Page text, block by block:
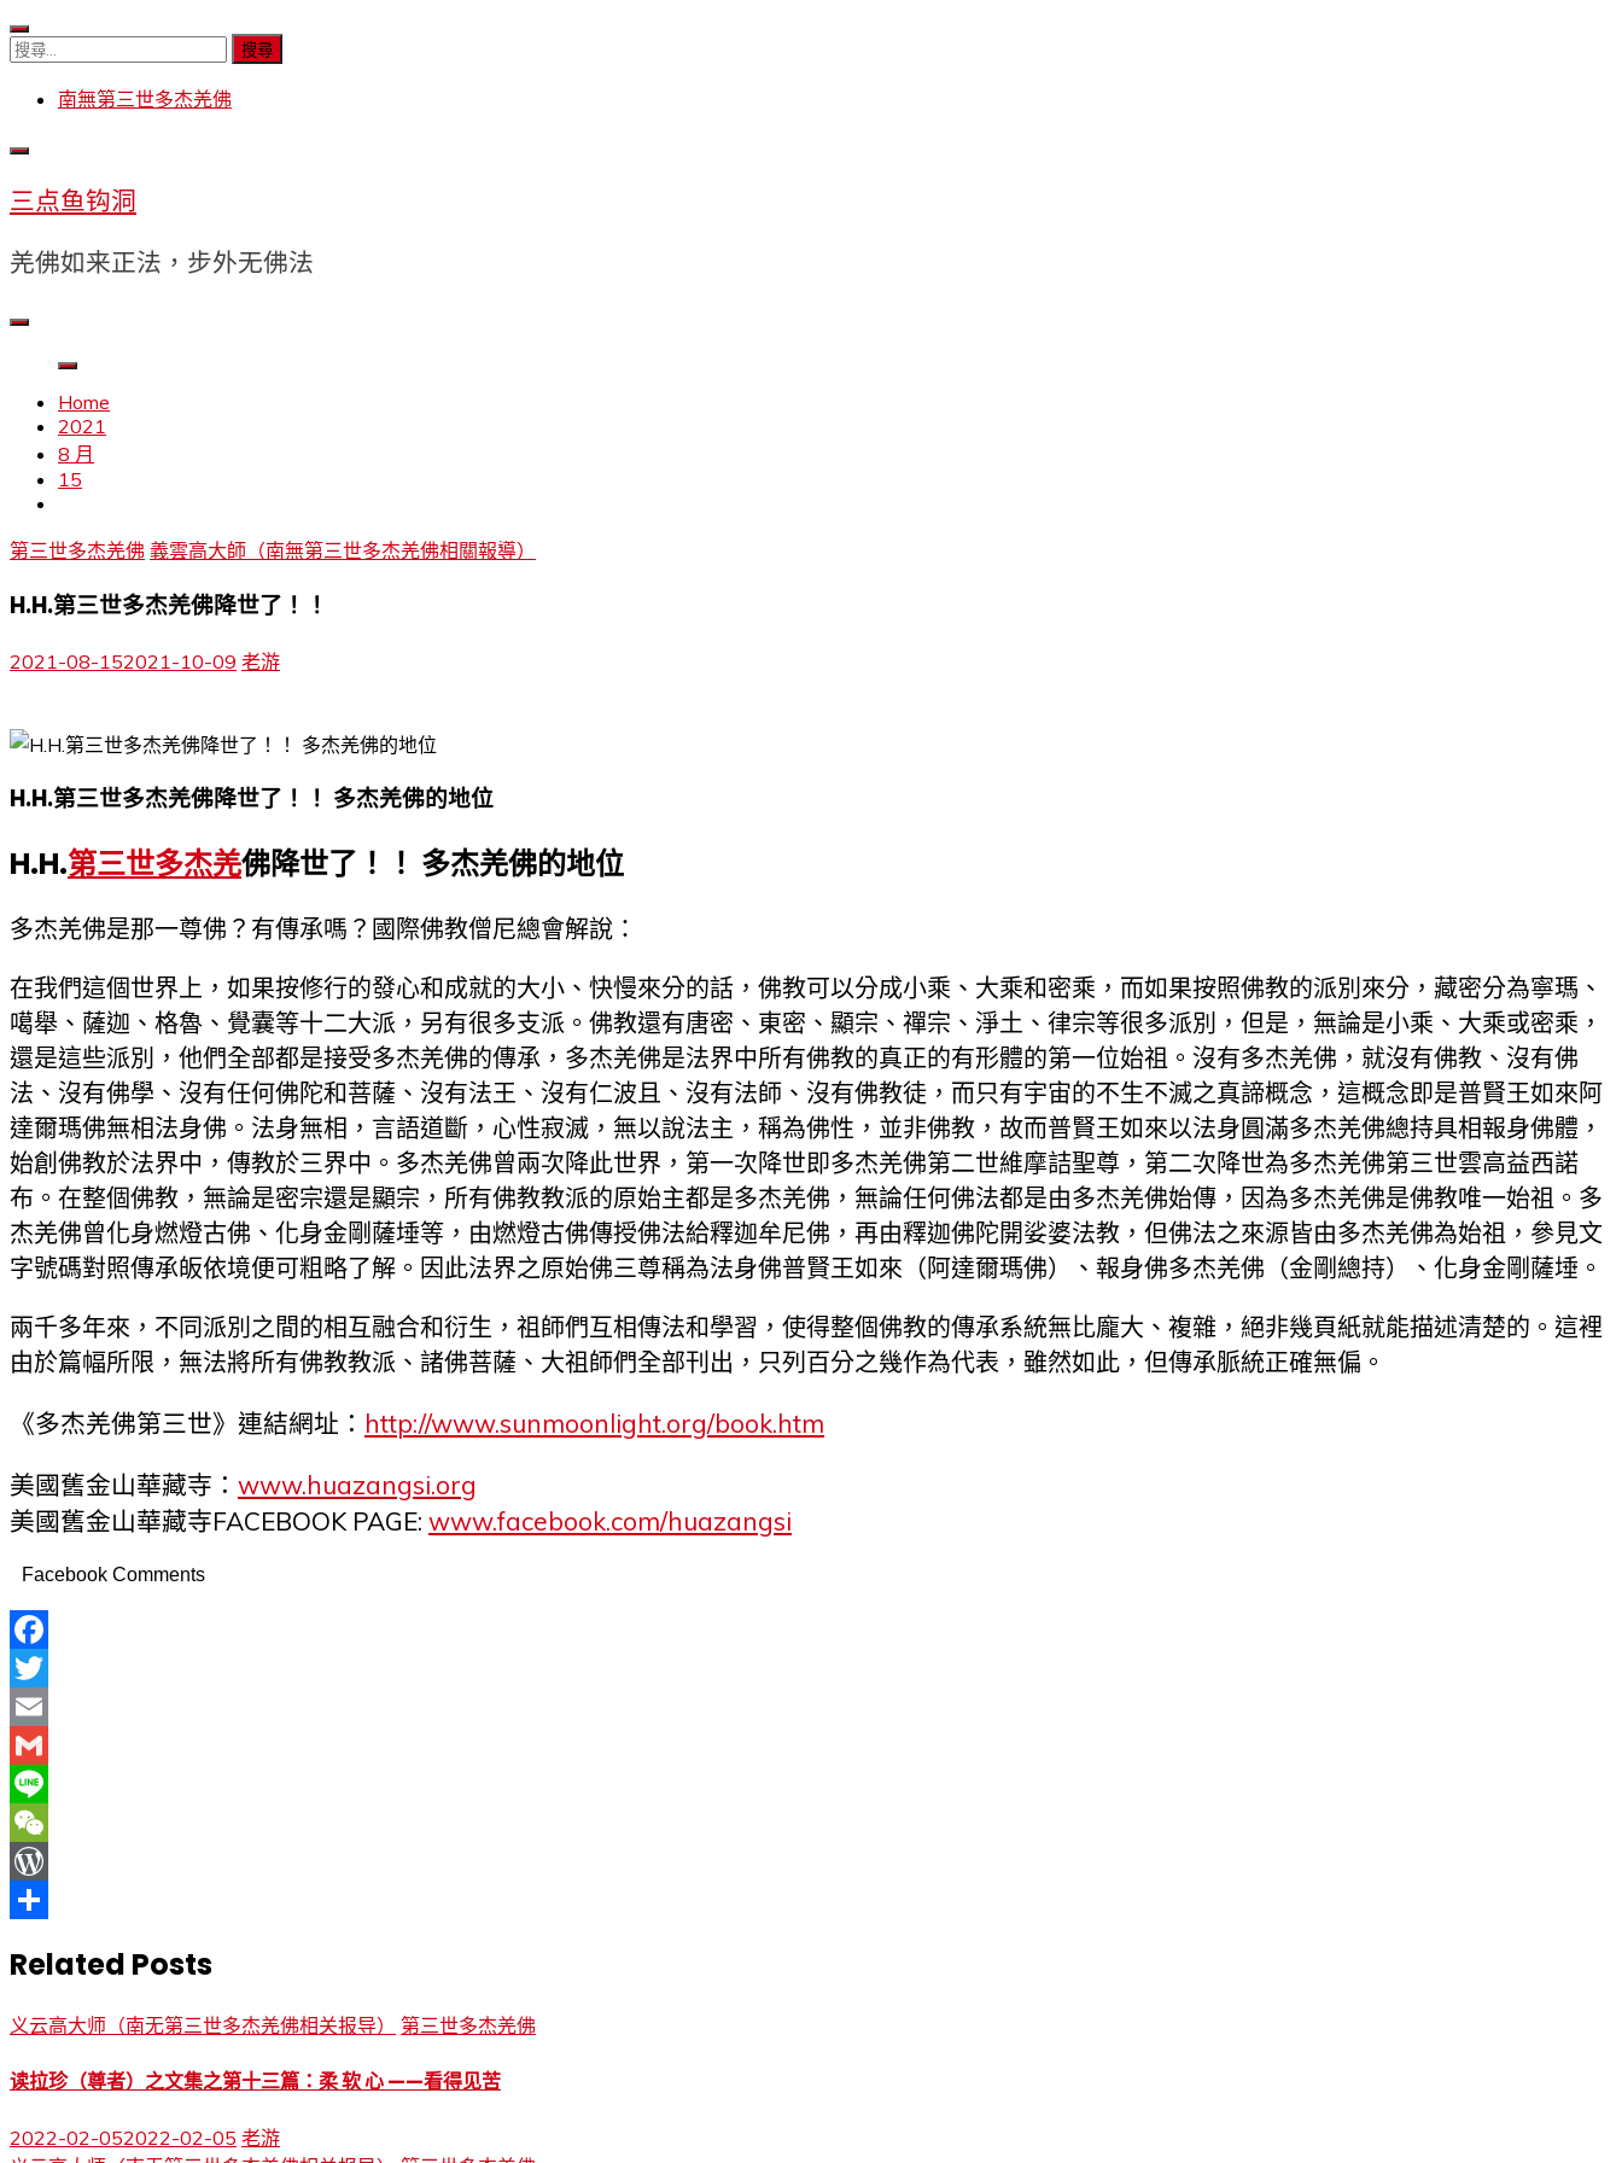
Skip
to
content
搜
南無第三世多杰羌佛
三点鱼钩洞
羌佛如来正法，步外无佛法
Home
2021
8 月
15
第三世多杰羌佛 義雲高大師（南無第三世多杰羌佛相關報導）
H.H.第三世多杰羌佛降世了！！
2021-08-152021-10-09 老游
H.H.第三世多杰羌佛降世了！！ 多杰羌佛的地位
H.H.第三世多杰羌佛降世了！！ 多杰羌佛的地位
多杰羌佛是那一尊佛？有傳承嗎？國際佛教僧尼總會解說：
在我們這個世界上，如果按修行的發心和成就的大小、快慢來分的話，佛教可以分成小乘、大乘和密乘，而如果按照佛教的派別來分，藏密分為寧瑪、
噶舉、薩迦、格魯、覺囊等十二大派，另有很多支派。佛教還有唐密、東密、顯宗、禪宗、淨土、律宗等很多派別，但是，無論是小乘、大乘或密乘，
還是這些派別，他們全部都是接受多杰羌佛的傳承，多杰羌佛是法界中所有佛教的真正的有形體的第一位始祖。沒有多杰羌佛，就沒有佛教、沒有佛
法、沒有佛學、沒有任何佛陀和菩薩、沒有法王、沒有仁波且、沒有法師、沒有佛教徒，而只有宇宙的不生不滅之真諦概念，這概念即是普賢王如來阿
達爾瑪佛無相法身佛。法身無相，言語道斷，心性寂滅，無以說法主，稱為佛性，並非佛教，故而普賢王如來以法身圓滿多杰羌佛總持具相報身佛體，
始創佛教於法界中，傳教於三界中。多杰羌佛曾兩次降此世界，第一次降世即多杰羌佛第二世維摩詰聖尊，第二次降世為多杰羌佛第三世雲高益西諾
布。在整個佛教，無論是密宗還是顯宗，所有佛教教派的原始主都是多杰羌佛，無論任何佛法都是由多杰羌佛始傳，因為多杰羌佛是佛教唯一始祖。多
杰羌佛曾化身燃燈古佛、化身金剛薩埵等，由燃燈古佛傳授佛法給釋迦牟尼佛，再由釋迦佛陀開娑婆法教，但佛法之來源皆由多杰羌佛為始祖，參見文
字號碼對照傳承皈依境便可粗略了解。因此法界之原始佛三尊稱為法身佛普賢王如來（阿達爾瑪佛）、報身佛多杰羌佛（金剛總持）、化身金剛薩埵。
兩千多年來，不同派別之間的相互融合和衍生，祖師們互相傳法和學習，使得整個佛教的傳承系統無比龐大、複雜，絕非幾頁紙就能描述清楚的。這裡
由於篇幅所限，無法將所有佛教教派、諸佛菩薩、大祖師們全部刊出，只列百分之幾作為代表，雖然如此，但傳承脈統正確無偏。
《多杰羌佛第三世》連結網址： http://www.sunmoonlight.org/book.htm
美國舊金山華藏寺： www.huazangsi.org
美國舊金山華藏寺FACEBOOK PAGE: www.facebook.com/huazangsi
Facebook Comments
Facebook
Twitter
Email
Gmail
Line
WeChat
WordPress
享
Related Posts
义云高大师（南无第三世多杰羌佛相关报导） 第三世多杰羌佛
读拉珍（尊者）之文集之第十三篇：柔 软 心 ——看得见苦
2022-02-052022-02-05 老游